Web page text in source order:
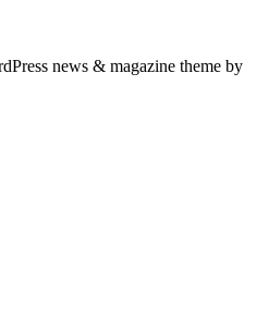
news & magazine theme by